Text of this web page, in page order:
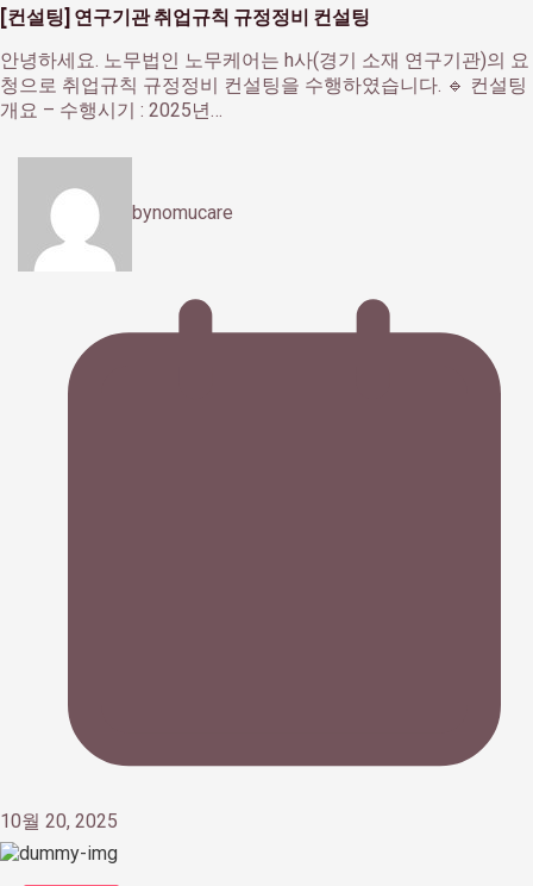
[컨설팅] 연구기관 취업규칙 규정정비 컨설팅
안녕하세요. 노무법인 노무케어는 h사(경기 소재 연구기관)의 요
청으로 취업규칙 규정정비 컨설팅을 수행하였습니다. 🔹 컨설팅
개요 – 수행시기 : 2025년…
bynomucare
10월 20, 2025